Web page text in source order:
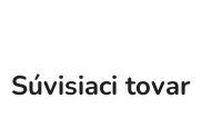
Súvisiaci tovar